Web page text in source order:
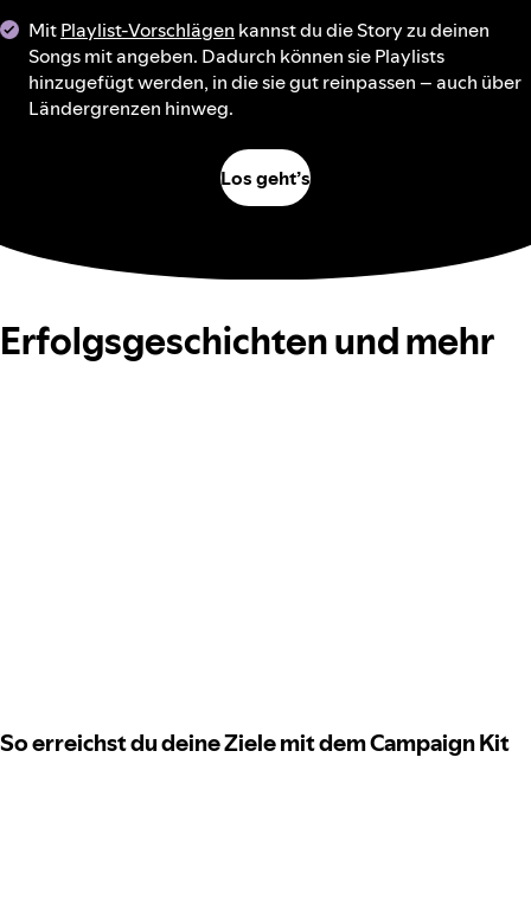
MitPlaylist-Vorschlägen kannst du die Story zu deinen
Songs mit angeben. Dadurch können sie Playlists
hinzugefügt werden, in die sie gut reinpassen – auch über
Ländergrenzen hinweg.
Los geht’s
Erfolgsgeschichten und mehr
So erreichst du deine Ziele mit dem Campaign Kit